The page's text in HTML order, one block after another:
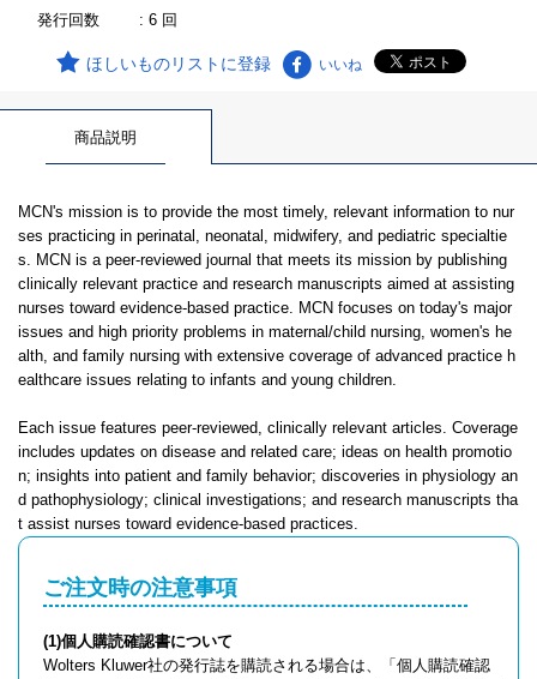
発行回数
: 6 回
ほしいものリストに登録 いいね
商品説明
MCN's mission is to provide the most timely, relevant information to nur
ses practicing in perinatal, neonatal, midwifery, and pediatric specialtie
s. MCN is a peer-reviewed journal that meets its mission by publishing
clinically relevant practice and research manuscripts aimed at assisting
nurses toward evidence-based practice. MCN focuses on today's major
issues and high priority problems in maternal/child nursing, women's he
alth, and family nursing with extensive coverage of advanced practice h
ealthcare issues relating to infants and young children.
Each issue features peer-reviewed, clinically relevant articles. Coverage
includes updates on disease and related care; ideas on health promotio
n; insights into patient and family behavior; discoveries in physiology an
d pathophysiology; clinical investigations; and research manuscripts tha
t assist nurses toward evidence-based practices.
ご注文時の注意事項
(1)個人購読確認書について
Wolters Kluwer社の発行誌を購読される場合は、「個人購読確認